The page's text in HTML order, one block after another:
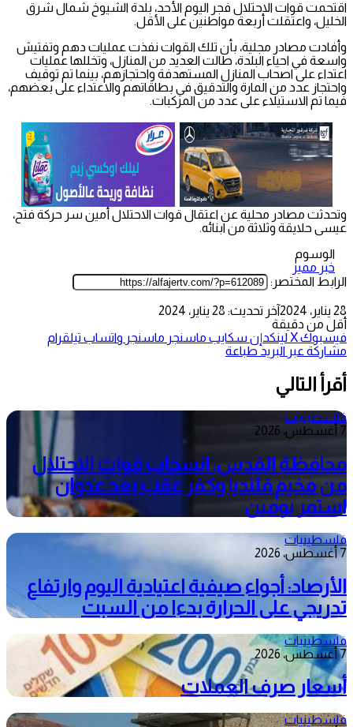
اقتحمت قوات الاحتلال فجر اليوم الأحد، بلدة الشيوخ شمال شرق
الخليل، واعتقلت أربعة مواطنين على الأقل.
وأفادت مصادر مجلية، بأن تلك القوات نفذت عمليات دهم وتفتيش
واسعة في احياء البلدة، طالت العديد من المنازل، وتخللها عمليات
اعتداء على اصحاب المنازل المستهدفة واحتجازهم، بينما تم توقيف
واحتجاز عدد من المارة والتدقيق في بطاقاتهم والاعتداء على بعضهم،
فيما تم الاستيلاء على عدد من المركبات.
وتحدثت مصادر محلية عن اعتقال قوات الاحتلال أمين سر حركة فتح،
عيسى حلايقة وثلاثة من ابنائه.
الوسوم
خبر مميز
الرابط المختصر:
28 يناير، 2024
آخر تحديث: 28 يناير، 2024
أقل من دقيقة
فيسبوك‫Xلينكدإن سكايب ماسنجر ماسنجر واتساب تيلقرام
مشاركة عبر البريد طباعة
أقرأ التالي
فلسطينيات
7 أغسطس، 2026
محافظة القدس: انسحاب قوات الاحتلال
من مخيم قلنديا وكفر عقب بعد عدوان
استمر يومين
فلسطينيات
7 أغسطس، 2026
الأرصاد: أجواء صيفية اعتيادية اليوم وارتفاع
تدريجي على الحرارة بدءا من السبت
فلسطينيات
7 أغسطس، 2026
أسعار صرف العملات
فلسطينيات